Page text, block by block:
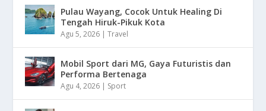
Pulau Wayang, Cocok Untuk Healing Di
Tengah Hiruk-Pikuk Kota
Agu 5, 2026 |Travel
Mobil Sport dari MG, Gaya Futuristis dan
Performa Bertenaga
Agu 4, 2026 | Sport